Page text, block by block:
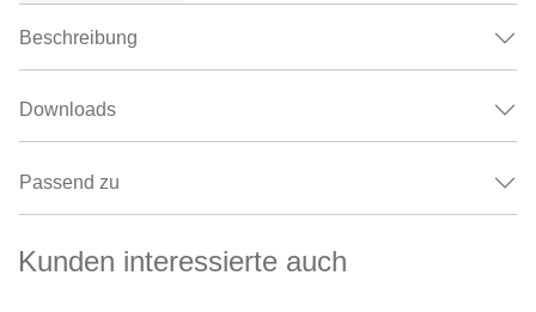
Beschreibung
Downloads
Passend zu
Kunden interessierte auch